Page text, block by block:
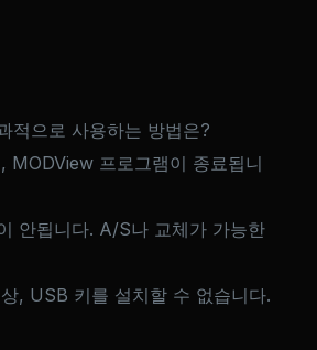
적으로 사용하는 방법은?
MODView 프로그램이 종료됩니
안됩니다. A/S나 교체가 가능한
, USB 키를 설치할 수 없습니다.